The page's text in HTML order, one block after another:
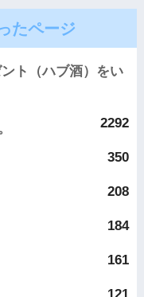
たページ
ト（ハブ酒）をい
2292
350
208
184
161